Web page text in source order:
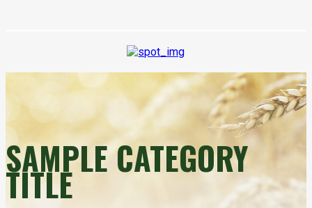
Inicio Parent Category Primary/Child Category
SAMPLE CATEGORY
TITLE